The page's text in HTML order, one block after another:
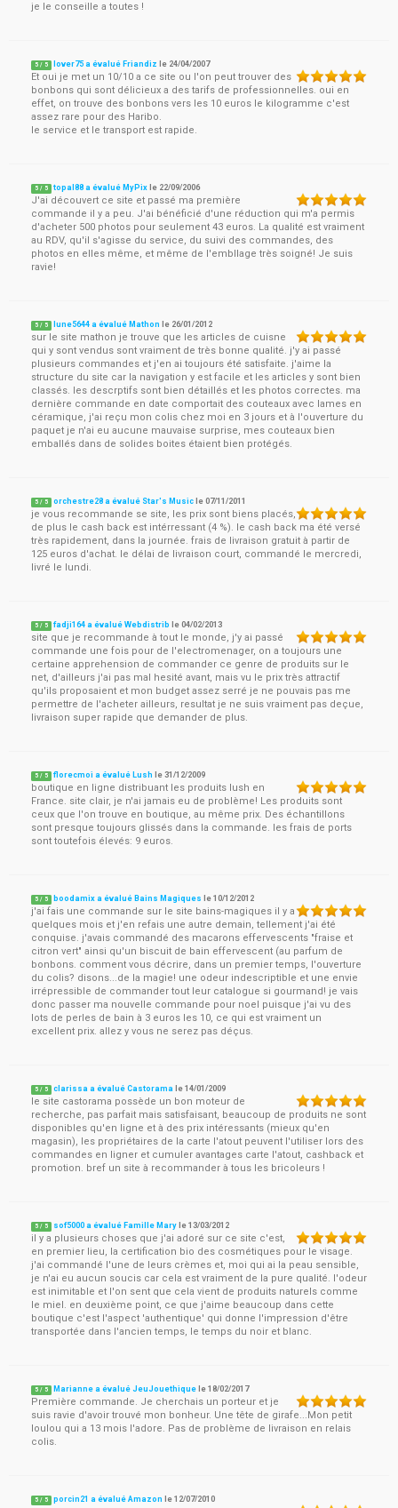
je le conseille a toutes !
5 / 5 lover75 a évalué Friandiz le 24/04/2007
Et oui je met un 10/10 a ce site ou l'on peut trouver des
bonbons qui sont délicieux a des tarifs de professionnelles. oui en
effet, on trouve des bonbons vers les 10 euros le kilogramme c'est
assez rare pour des Haribo.
le service et le transport est rapide.
5 / 5 topal88 a évalué MyPix le 22/09/2006
J'ai découvert ce site et passé ma première
commande il y a peu. J'ai bénéficié d'une réduction qui m'a permis
d'acheter 500 photos pour seulement 43 euros. La qualité est vraiment
au RDV, qu'il s'agisse du service, du suivi des commandes, des
photos en elles même, et même de l'embllage très soigné! Je suis
ravie!
5 / 5 lune5644 a évalué Mathon le 26/01/2012
sur le site mathon je trouve que les articles de cuisne
qui y sont vendus sont vraiment de très bonne qualité. j'y ai passé
plusieurs commandes et j'en ai toujours été satisfaite. j'aime la
structure du site car la navigation y est facile et les articles y sont bien
classés. les descrptifs sont bien détaillés et les photos correctes. ma
dernière commande en date comportait des couteaux avec lames en
céramique, j'ai reçu mon colis chez moi en 3 jours et à l'ouverture du
paquet je n'ai eu aucune mauvaise surprise, mes couteaux bien
emballés dans de solides boites étaient bien protégés.
5 / 5 orchestre28 a évalué Star's Music le07/11/2011
je vous recommande se site, les prix sont biens placés,
de plus le cash back est intérressant (4 %). le cash back ma été versé
très rapidement, dans la journée. frais de livraison gratuit à partir de
125 euros d'achat. le délai de livraison court, commandé le mercredi,
livré le lundi.
5 / 5 fadji164 a évalué Webdistrib le04/02/2013
site que je recommande à tout le monde, j'y ai passé
commande une fois pour de l'electromenager, on a toujours une
certaine apprehension de commander ce genre de produits sur le
net, d'ailleurs j'ai pas mal hesité avant, mais vu le prix très attractif
qu'ils proposaient et mon budget assez serré je ne pouvais pas me
permettre de l'acheter ailleurs, resultat je ne suis vraiment pas deçue,
livraison super rapide que demander de plus.
5 / 5 florecmoi a évalué Lush le31/12/2009
boutique en ligne distribuant les produits lush en
France. site clair, je n'ai jamais eu de problème! Les produits sont
ceux que l'on trouve en boutique, au même prix. Des échantillons
sont presque toujours glissés dans la commande. les frais de ports
sont toutefois élevés: 9 euros.
5 / 5 boodamix a évalué Bains Magiques le10/12/2012
j'ai fais une commande sur le site bains-magiques il y a
quelques mois et j'en refais une autre demain, tellement j'ai été
conquise. j'avais commandé des macarons effervescents "fraise et
citron vert" ainsi qu'un biscuit de bain effervescent (au parfum de
bonbons. comment vous décrire, dans un premier temps, l'ouverture
du colis? disons...de la magie! une odeur indescriptible et une envie
irrépressible de commander tout leur catalogue si gourmand! je vais
donc passer ma nouvelle commande pour noel puisque j'ai vu des
lots de perles de bain à 3 euros les 10, ce qui est vraiment un
excellent prix. allez y vous ne serez pas déçus.
5 / 5 clarissa a évalué Castorama le14/01/2009
le site castorama possède un bon moteur de
recherche, pas parfait mais satisfaisant, beaucoup de produits ne sont
disponibles qu'en ligne et à des prix intéressants (mieux qu'en
magasin), les propriétaires de la carte l'atout peuvent l'utiliser lors des
commandes en ligner et cumuler avantages carte l'atout, cashback et
promotion. bref un site à recommander à tous les bricoleurs !
5 / 5 sof5000 a évalué Famille Mary le13/03/2012
il y a plusieurs choses que j'ai adoré sur ce site c'est,
en premier lieu, la certification bio des cosmétiques pour le visage.
j'ai commandé l'une de leurs crèmes et, moi qui ai la peau sensible,
je n'ai eu aucun soucis car cela est vraiment de la pure qualité. l'odeur
est inimitable et l'on sent que cela vient de produits naturels comme
le miel. en deuxième point, ce que j'aime beaucoup dans cette
boutique c'est l'aspect 'authentique' qui donne l'impression d'être
transportée dans l'ancien temps, le temps du noir et blanc.
5 / 5 Marianne a évalué JeuJouethique le18/02/2017
Première commande. Je cherchais un porteur et je
suis ravie d'avoir trouvé mon bonheur. Une tête de girafe...Mon petit
loulou qui a 13 mois l'adore. Pas de problème de livraison en relais
colis.
5 / 5 porcin21 a évalué Amazon le12/07/2010